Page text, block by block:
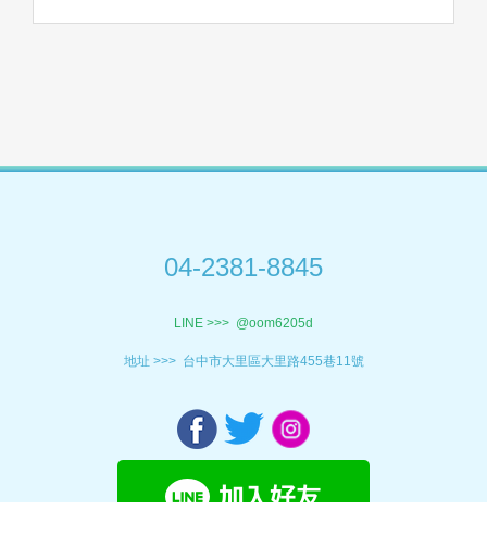
04-2381-8845
LINE >>> @oom6205d
地址 >>> 台中市大里區大里路455巷11號